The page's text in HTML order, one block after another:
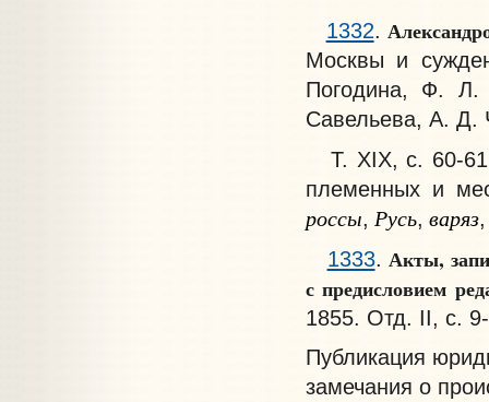
1332.
Москвы и
Погодина, Ф.
Савельева, А.
Т. XIX, с. 60-
племенных и
россы, Русь, варяз,
1333. Акты,
с предисловием
1855. Отд. II, с.
Публикация
замечания о